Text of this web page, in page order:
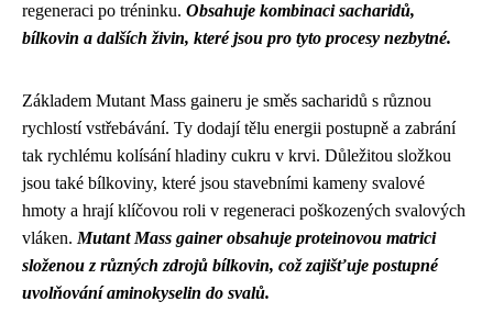
regeneraci po tréninku. Obsahuje kombinaci sacharidů,
bílkovin a dalších živin, které jsou pro tyto procesy nezbytné.
Základem Mutant Mass gaineru je směs sacharidů s různou
rychlostí vstřebávání. Ty dodají tělu energii postupně a zabrání
tak rychlému kolísání hladiny cukru v krvi. Důležitou složkou
jsou také bílkoviny, které jsou stavebními kameny svalové
hmoty a hrají klíčovou roli v regeneraci poškozených svalových
vláken. Mutant Mass gainer obsahuje proteinovou matrici
složenou z různých zdrojů bílkovin, což zajišťuje postupné
uvolňování aminokyselin do svalů.